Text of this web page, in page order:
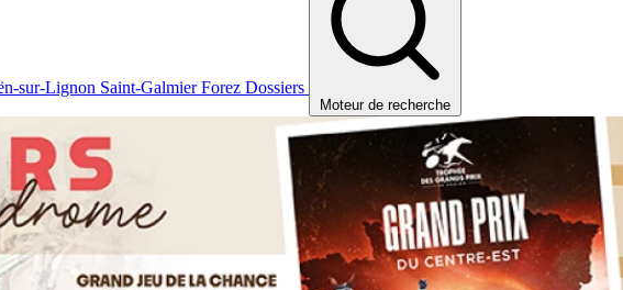
sur-Lignon Saint-GalmierForez Dossiers
Moteur de recherche